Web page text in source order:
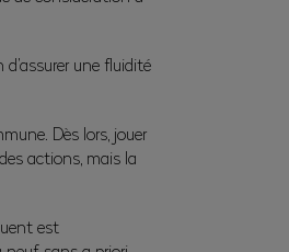
une fluidité
Dès lors, jouer
actions, mais la
est